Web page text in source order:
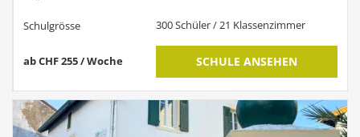
Schulgrösse 300 Schüler / 21 Klassenzimmer
ab CHF 255 / Woche SCHULE ANSEHEN